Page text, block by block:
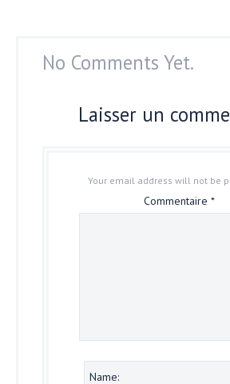
No Comments Yet.
Laisser un
Your email address will not be
Commentaire *